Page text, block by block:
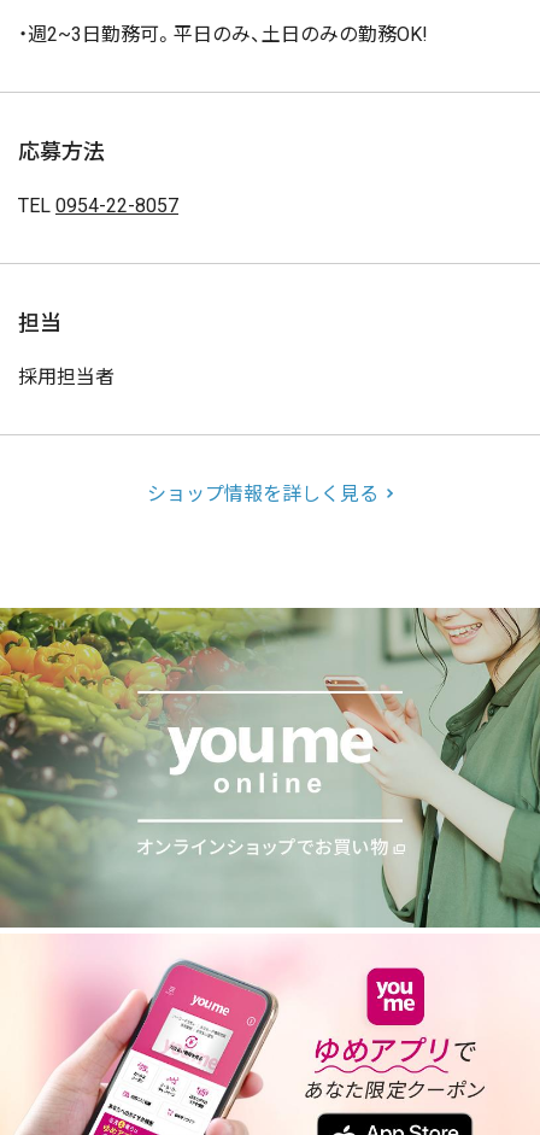
・週2~3日勤務可。平日のみ、土日のみの勤務OK!
応募方法
TEL 0954-22-8057
担当
採用担当者
ショップ情報を詳しく見る